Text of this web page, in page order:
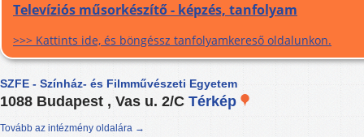
Televíziós műsorkészítő - képzés, tanfolyam
>>> Kattints ide, és böngéssz tanfolyamkereső oldalunkon.
SZFE - Színház- és Filmművészeti Egyetem
1088 Budapest , Vas u. 2/C Térkép
Tovább az intézmény oldalára →